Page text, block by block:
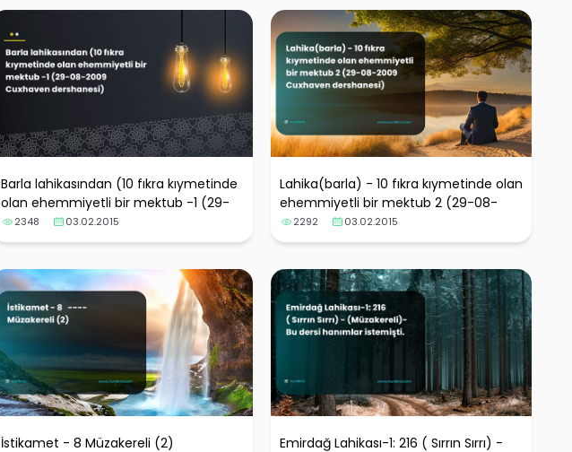
Barla lahikasından (10 fıkra kıymetinde
olan ehemmiyetli bir mektub -1 (29-
08-2009 Cuxhaven dershanesi)
2348 03.02.2015
Lahika(barla) - 10 fıkra kıymetinde olan
ehemmiyetli bir mektub 2 (29-08-
2009 Cuxhaven dershanesi)
2292 03.02.2015
İstikamet - 8 Müzakereli (2)
Emirdağ Lahikası-1: 216 ( Sırrın Sırrı) -